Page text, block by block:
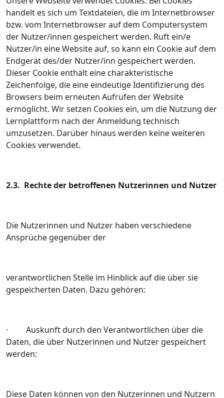
handelt es sich um Textdateien, die im Internetbrowser
bzw. vom Internetbrowser auf dem Computersystem
der Nutzer/innen gespeichert werden. Ruft ein/e
Nutzer/in eine Website auf, so kann ein Cookie auf dem
Endgerät des/der Nutzer/inn gespeichert werden.
Dieser Cookie enthält eine charakteristische
Zeichenfolge, die eine eindeutige Identifizierung des
Browsers beim erneuten Aufrufen der Website
ermöglicht. Wir setzen Cookies ein, um die Nutzung der
Lernplattform nach der Anmeldung technisch
umzusetzen. Darüber hinaus werden keine weiteren
Cookies verwendet.
2.3. Rechte der betroffenen Nutzerinnen und Nutzer
Die Nutzerinnen und Nutzer haben verschiedene
Ansprüche gegenüber der
verantwortlichen Stelle im Hinblick auf die über sie
gespeicherten Daten. Dazu gehören:
· Auskunft durch den Verantwortlichen über die
Daten, die über Nutzerinnen und Nutzer gespeichert
werden:
Diese Daten können von den Nutzerinnen und Nutzern